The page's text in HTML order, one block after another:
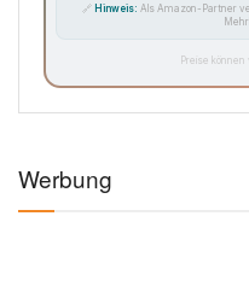
🔗 Hinweis: Als Amazon-Partner
Preise können
Werbung